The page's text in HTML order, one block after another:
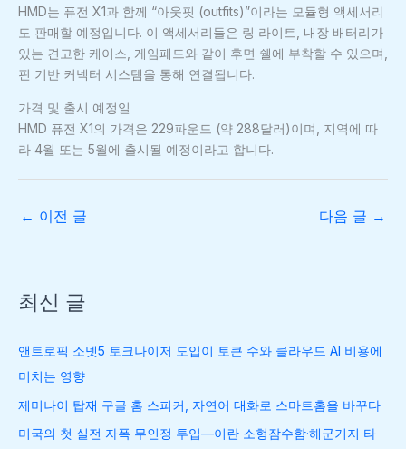
HMD는 퓨전 X1과 함께 “아웃핏 (outfits)”이라는 모듈형 액세서리
도 판매할 예정입니다. 이 액세서리들은 링 라이트, 내장 배터리가
있는 견고한 케이스, 게임패드와 같이 후면 쉘에 부착할 수 있으며,
핀 기반 커넥터 시스템을 통해 연결됩니다.
가격 및 출시 예정일
HMD 퓨전 X1의 가격은 229파운드 (약 288달러)이며, 지역에 따
라 4월 또는 5월에 출시될 예정이라고 합니다.
← 이전 글 다음 글 →
최신 글
앤트로픽 소넷5 토크나이저 도입이 토큰 수와 클라우드 AI 비용에
미치는 영향
제미나이 탑재 구글 홈 스피커, 자연어 대화로 스마트홈을 바꾸다
미국의 첫 실전 자폭 무인정 투입—이란 소형잠수함·해군기지 타